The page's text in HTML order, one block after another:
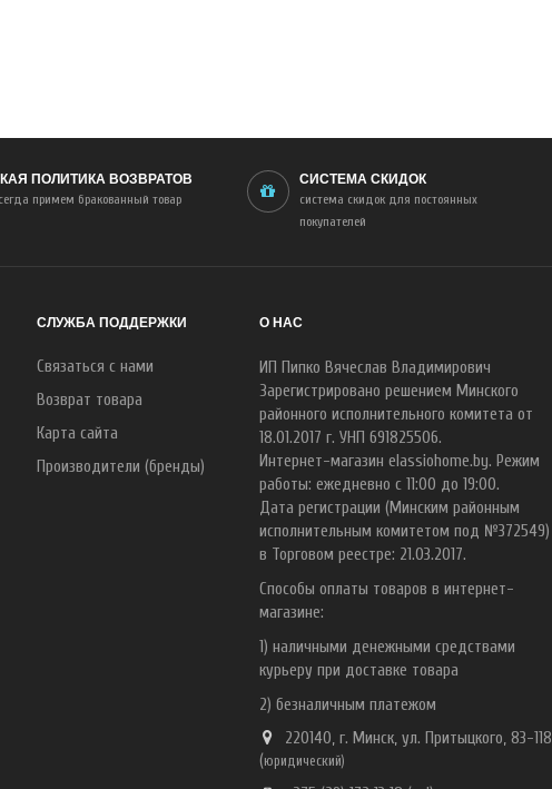
ПОЛИТИКА ВОЗВРАТОВ
примем бракованный товар
СИСТЕМА СКИДОК
система скидок для постоянных
покупателей
СЛУЖБА ПОДДЕРЖКИ
Связаться с нами
Возврат товара
Карта сайта
Производители (бренды)
О НАС
ИП Пипко Вячеслав Владимирович
Зарегистрировано решением Минского
районного исполнительного комитета от
18.01.2017 г. УНП 691825506.
Интернет-магазин elassiohome.by. Режим
работы: ежедневно с 11:00 до 19:00.
Дата регистрации (Минским районным
исполнительным комитетом под №372549)
в Торговом реестре: 21.03.2017.
Способы оплаты товаров в интернет-
магазине:
1) наличными денежными средствами
курьеру при доставке товара
2) безналичным платежом
220140, г. Минск, ул. Притыцкого, 83-118
(юридический)